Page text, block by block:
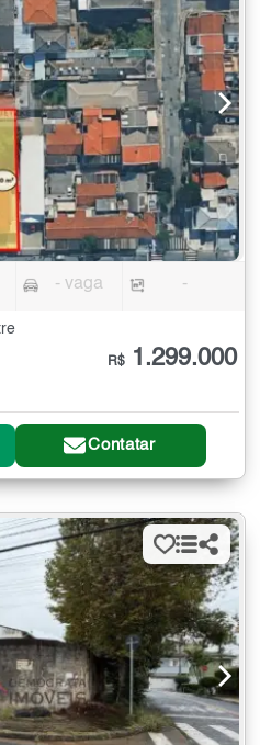
- vaga -
R$ 1.299.000
Contatar